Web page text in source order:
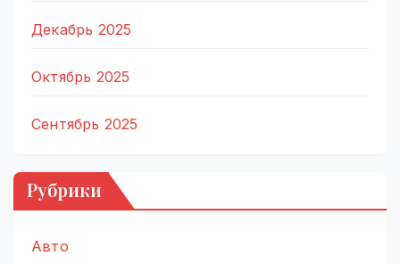
Декабрь 2025
Октябрь 2025
Сентябрь 2025
Рубрики
Авто